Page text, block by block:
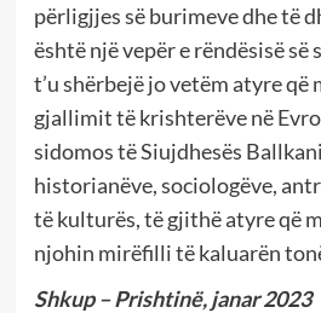
përligjjes së burimeve dhe të
është një vepër e rëndësisë së
t’u shërbejë jo vetëm atyre që
gjallimit të krishterëve në
sidomos të Siujdhesës
historianëve, sociologëve,
të kulturës, të gjithë atyre që
njohin mirëfilli të kaluarën
Shkup – Prishtinë, janar 2023